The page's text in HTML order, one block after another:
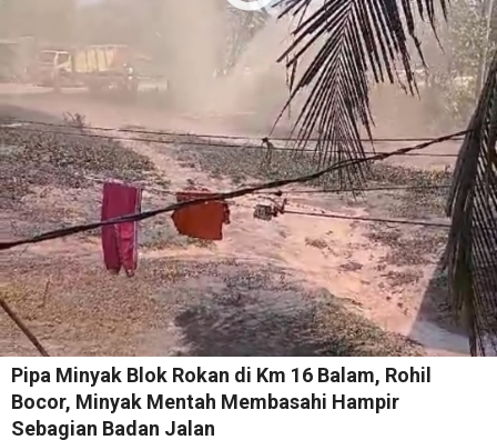
Pipa Minyak Blok Rokan di Km 16 Balam, Rohil
Bocor, Minyak Mentah Membasahi Hampir
Sebagian Badan Jalan